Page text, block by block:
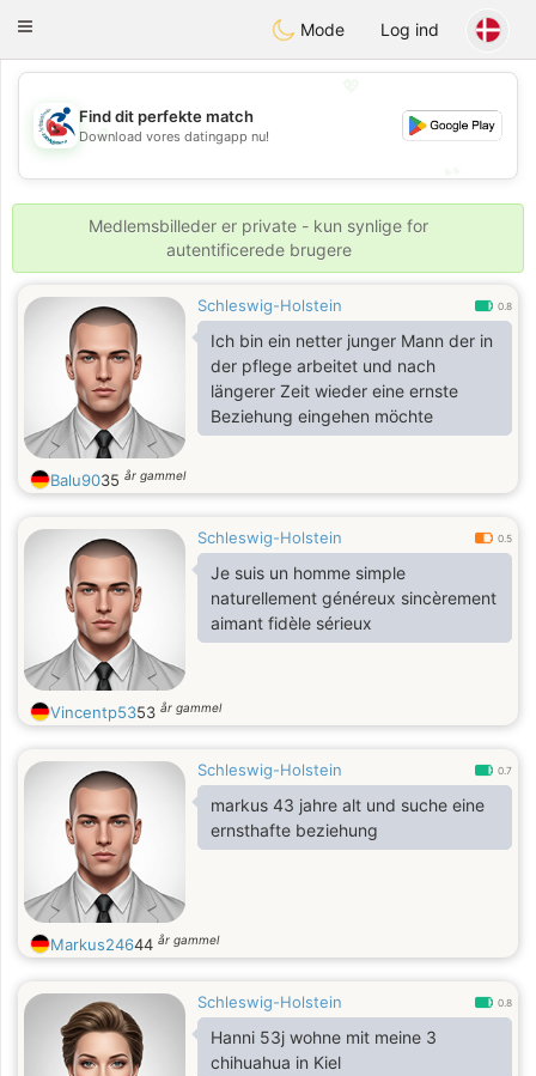
Handi Space
Toggle
Mode Log ind
💖
💕
Find dit perfekte match
Download vores datingapp nu!
Medlemsbilleder er private - kun synlige for
autentificerede brugere
Schleswig-Holstein 0.8
Ich bin ein netter junger Mann der in
der pflege arbeitet und nach
längerer Zeit wieder eine ernste
Beziehung eingehen möchte
Balu9035 år gammel
Schleswig-Holstein 0.5
Je suis un homme simple
naturellement généreux sincèrement
aimant fidèle sérieux
Vincentp5353 år gammel
Schleswig-Holstein 0.7
markus 43 jahre alt und suche eine
ernsthafte beziehung
Markus24644 år gammel
Schleswig-Holstein 0.8
Hanni 53j wohne mit meine 3
chihuahua in Kiel